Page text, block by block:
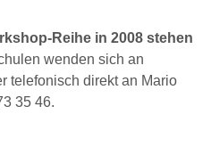
Reihe in 2008 stehen
wenden sich an
telefonisch direkt an Mario
35 46.